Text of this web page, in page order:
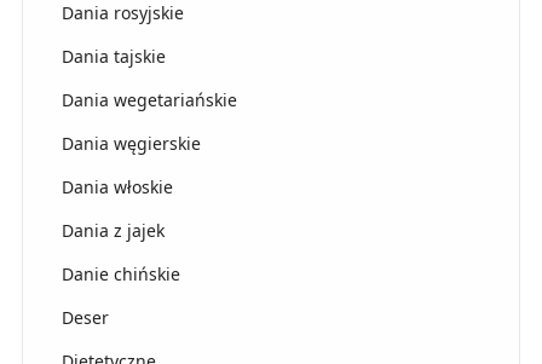
Dania rosyjskie
Dania tajskie
Dania wegetariańskie
Dania węgierskie
Dania włoskie
Dania z jajek
Danie chińskie
Deser